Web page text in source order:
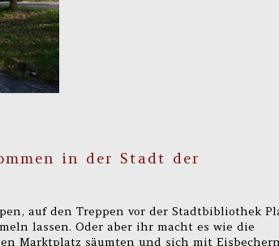
in der Stadt der
auf den Treppen vor der Stadtbibliothek
lassen. Oder aber ihr macht es wie die
Marktplatz säumten und sich mit